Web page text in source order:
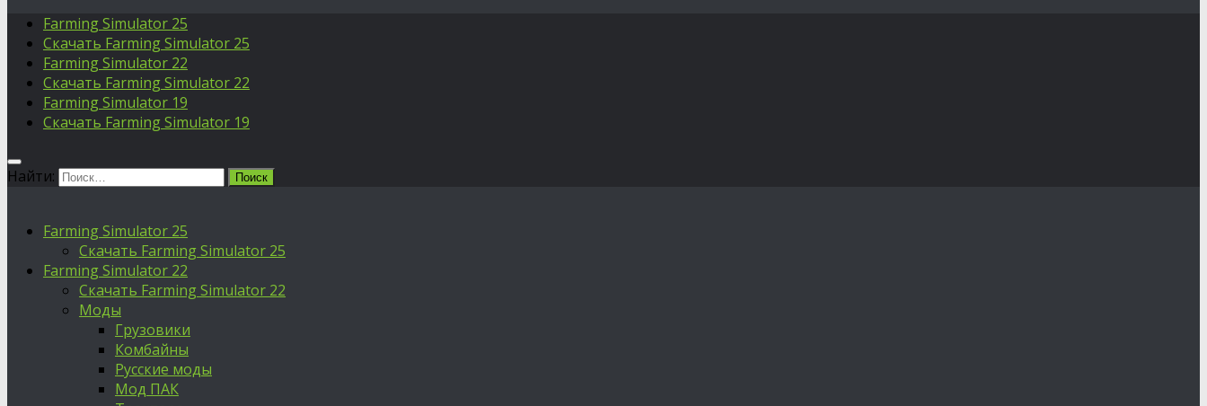
Farming Simulator 25
Скачать Farming Simulator 25
Farming Simulator 22
Скачать Farming Simulator 22
Farming Simulator 19
Скачать Farming Simulator 19
Найти:
Farming Simulator 25
Скачать Farming Simulator 25
Farming Simulator 22
Скачать Farming Simulator 22
Моды
Грузовики
Комбайны
Русские моды
Мод ПАК